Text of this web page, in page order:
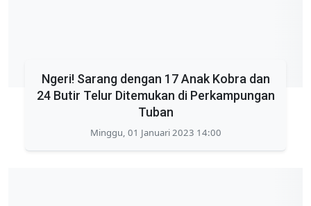
Ngeri! Sarang dengan 17 Anak Kobra dan
24 Butir Telur Ditemukan di Perkampungan
Tuban
Minggu, 01 Januari 2023 14:00